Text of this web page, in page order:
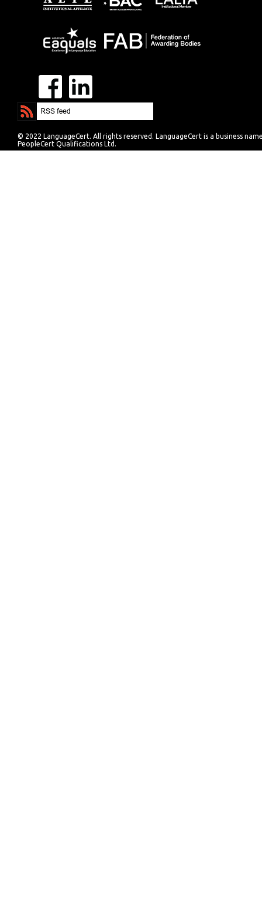
© 2022 LanguageCert. All rights reserved. LanguageCert is a business
PeopleCert Qualifications Ltd.